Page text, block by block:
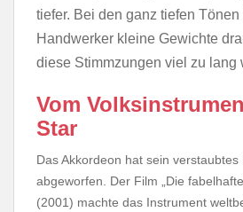
tiefer. Bei den ganz tiefen
Handwerker kleine Gewichte
diese Stimmzungen viel zu lang
Vom
Star
Das Akkordeon hat sein
abgeworfen. Der Film „Die
(2001) machte das Instrument